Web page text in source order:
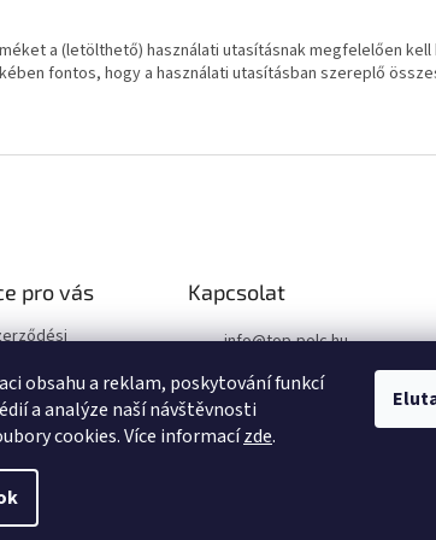
obsahu a reklam, poskytování funkcí
a analýze naší návštěvnosti
cookies. Více informacízde.
a (letölthető) használati utasításnak megfelelően kell
fontos, hogy a használati utasításban szereplő
pro vás
szabályzat
Kapcsolat
info@top-polc.hu
+36 1 809 0105
szerkesztése